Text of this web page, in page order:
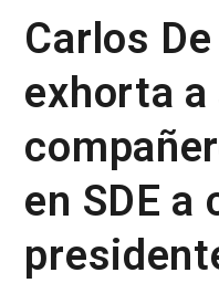
Carlos
exhorta a
en SDE a